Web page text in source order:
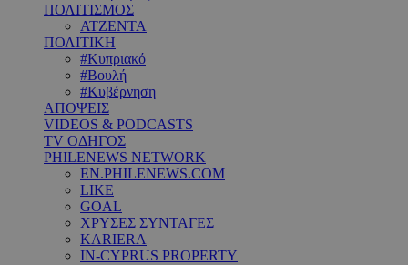
ΠΟΛΙΤΙΣΜΟΣ
ΑΤΖΕΝΤΑ
ΠΟΛΙΤΙΚΗ
#Κυπριακό
#Βουλή
#Κυβέρνηση
ΑΠΟΨΕΙΣ
VIDEOS & PODCASTS
TV ΟΔΗΓΟΣ
PHILENEWS NETWORK
EN.PHILENEWS.COM
LIKE
GOAL
ΧΡΥΣΕΣ ΣΥΝΤΑΓΕΣ
KARIERA
IN-CYPRUS PROPERTY